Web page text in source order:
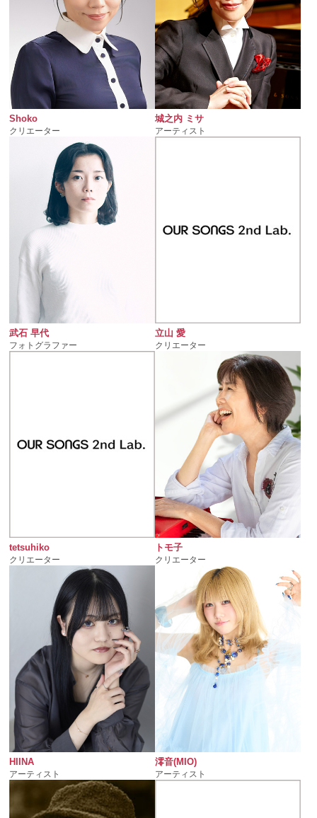
Shoko
クリエーター
城之内 ミサ
アーティスト
武石 早代
フォトグラファー
立山 愛
クリエーター
tetsuhiko
クリエーター
トモ子
クリエーター
HIINA
アーティスト
澪音(MIO)
アーティスト